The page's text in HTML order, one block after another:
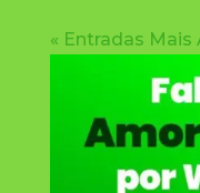
« Entradas Mais